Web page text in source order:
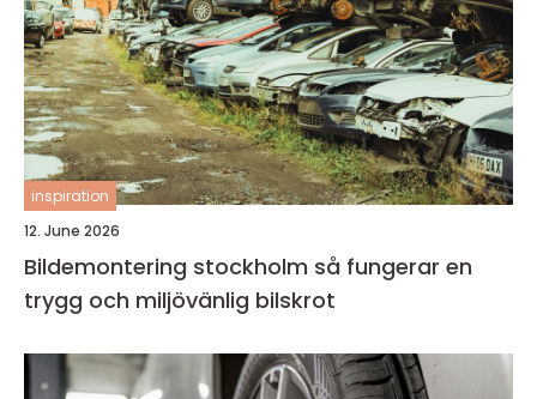
inspiration
12. June 2026
Bildemontering stockholm så fungerar en
trygg och miljövänlig bilskrot